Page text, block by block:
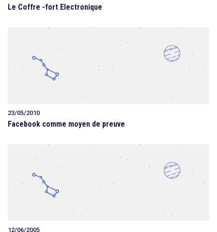
Le Coffre -fort Electronique
23/05/2010
Facebook comme moyen de preuve
12/06/2005